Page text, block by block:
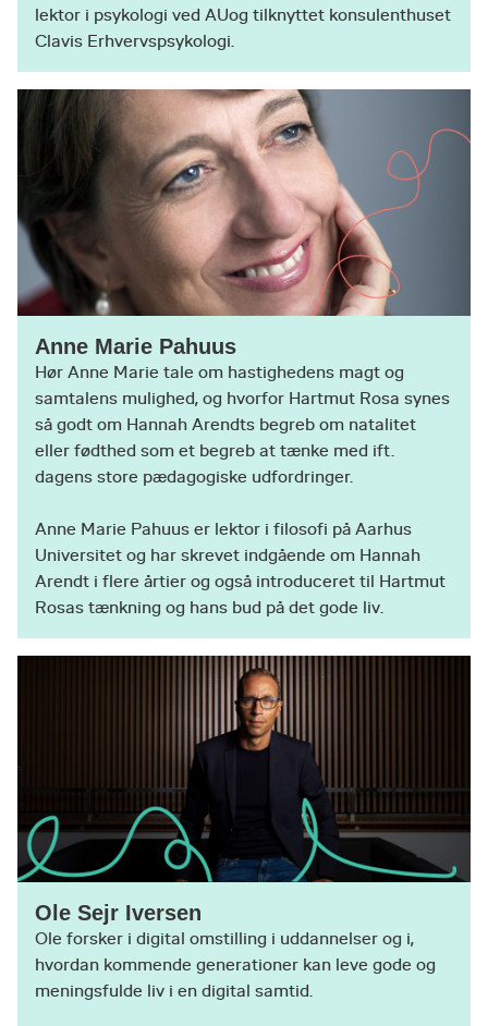
lektor i psykologi ved AUog tilknyttet konsulenthuset
Clavis Erhvervspsykologi.
Anne Marie Pahuus
Hør Anne Marie tale om hastighedens magt og
samtalens mulighed, og hvorfor Hartmut Rosa synes
så godt om Hannah Arendts begreb om natalitet
eller fødthed som et begreb at tænke med ift.
dagens store pædagogiske udfordringer.
Anne Marie Pahuus er lektor i filosofi på Aarhus
Universitet og har skrevet indgående om Hannah
Arendt i flere årtier og også introduceret til Hartmut
Rosas tænkning og hans bud på det gode liv.
Ole Sejr Iversen
Ole forsker i digital omstilling i uddannelser og i,
hvordan kommende generationer kan leve gode og
meningsfulde liv i en digital samtid.